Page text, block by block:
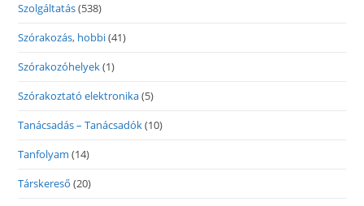
Szolgáltatás(538)
Szórakozás, hobbi(41)
Szórakozóhelyek(1)
Szórakoztató elektronika(5)
Tanácsadás – Tanácsadók(10)
Tanfolyam (14)
Társkereső (20)